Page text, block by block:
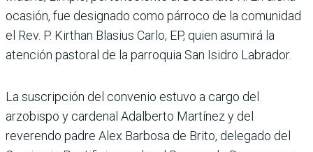
ocasión, fue designado como párroco de la comunidad
el Rev. P. Kirthan Blasius Carlo, EP, quien asumirá la
atención pastoral de la parroquia San Isidro Labrador.
La suscripción del convenio estuvo a cargo del
arzobispo y cardenal Adalberto Martínez y del
reverendo padre Alex Barbosa de Brito, delegado del